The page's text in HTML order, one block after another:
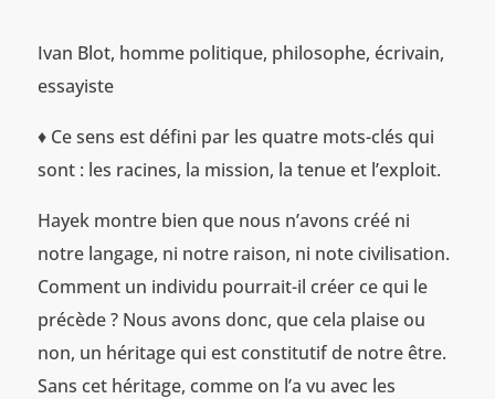
Ivan Blot, homme politique, philosophe, écrivain,
essayiste
♦ Ce sens est défini par les quatre mots-clés qui
sont : les racines, la mission, la tenue et l’exploit.
Hayek montre bien que nous n’avons créé ni
notre langage, ni notre raison, ni note civilisation.
Comment un individu pourrait-il créer ce qui le
précède ? Nous avons donc, que cela plaise ou
non, un héritage qui est constitutif de notre être.
Sans cet héritage, comme on l’a vu avec les